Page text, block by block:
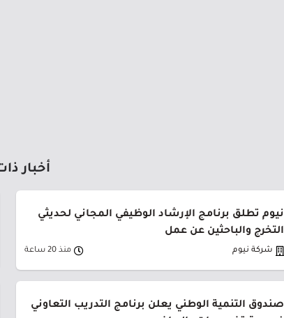
أخبار
نيوم تطلق برنامج الإرشاد الوظيفي المجاني لحديثي
التخرج والباحثين عن عمل
شركة نيوم منذ 20 ساعة
صندوق التنمية الوطني يعلن برنامج التدريب التعاوني